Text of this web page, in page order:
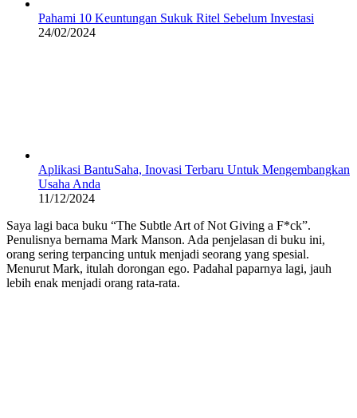
Pahami 10 Keuntungan Sukuk Ritel Sebelum Investasi
24/02/2024
Aplikasi BantuSaha, Inovasi Terbaru Untuk Mengembangkan
Usaha Anda
11/12/2024
Saya lagi baca buku “The Subtle Art of Not Giving a F*ck”.
Penulisnya bernama Mark Manson. Ada penjelasan di buku ini,
orang sering terpancing untuk menjadi seorang yang spesial.
Menurut Mark, itulah dorongan ego. Padahal paparnya lagi, jauh
lebih enak menjadi orang rata-rata.